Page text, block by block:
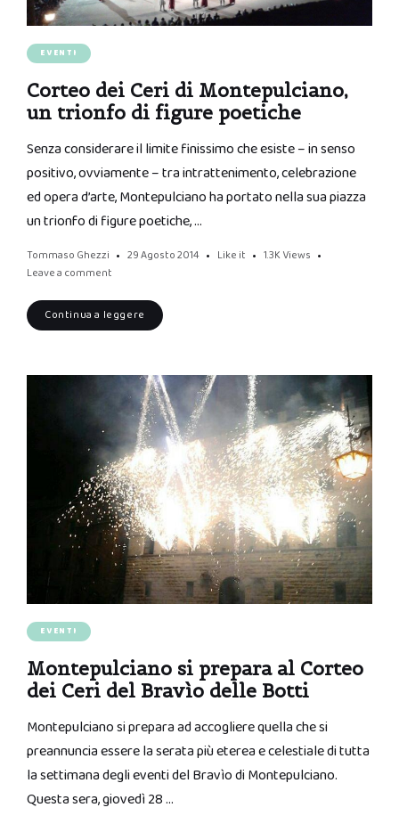
EVENTI
Corteo dei Ceri di Montepulciano,
un trionfo di figure poetiche
Senza considerare il limite finissimo che esiste – in senso
positivo, ovviamente – tra intrattenimento, celebrazione
ed opera d’arte, Montepulciano ha portato nella sua piazza
un trionfo di figure poetiche, …
Tommaso Ghezzi 29 Agosto 2014 Like it 1.3K Views
Leave a comment
Continua a leggere
EVENTI
Montepulciano si prepara al Corteo
dei Ceri del Bravìo delle Botti
Montepulciano si prepara ad accogliere quella che si
preannuncia essere la serata più eterea e celestiale di tutta
la settimana degli eventi del Bravìo di Montepulciano.
Questa sera, giovedì 28 …